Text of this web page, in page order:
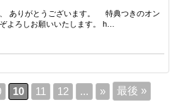
ありがとうございます。 特典つきのオン
よろしお願いいたします。 h…
10 11 12 ... » 最後 »